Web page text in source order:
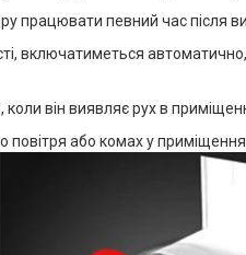
працювати певний час після
включатиметься
він виявляє рух в
або комах у